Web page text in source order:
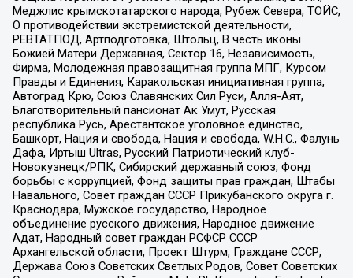
Меджлис крымскотатарского народа, Рубеж Севера, ТОЙС,
О противодействии экстремистской деятельности,
РЕВТАТПОД, Артподготовка, Штольц, В честь иконы
Божией Матери Державная, Сектор 16, Независимость,
Фирма, Молодежная правозащитная группа МПГ, Курсом
Правды и Единения, Каракольская инициативная группа,
Автоград Крю, Союз Славянских Сил Руси, Алля-Аят,
Благотворительный пансионат Ак Умут, Русская
республика Русь, Арестантское уголовное единство,
Башкорт, Нация и свобода, Нация и свобода, W.H.С., Фалунь
Дафа, Иртыш Ultras, Русский Патриотический клуб-
Новокузнецк/РПК, Сибирский державный союз, Фонд
борьбы с коррупцией, Фонд защиты прав граждан, Штабы
Навального, Совет граждан СССР Прикубанского округа г.
Краснодара, Мужское государство, Народное
объединение русского движения, Народное движение
Адат, Народный совет граждан РСФСР СССР
Архангельской области, Проект Штурм, Граждане СССР,
Держава Союз Советских Светлых Родов, Совет Советских